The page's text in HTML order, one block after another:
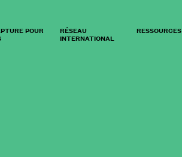
POUR RÉSEAU
INTERNATIONAL
RESSOURCES